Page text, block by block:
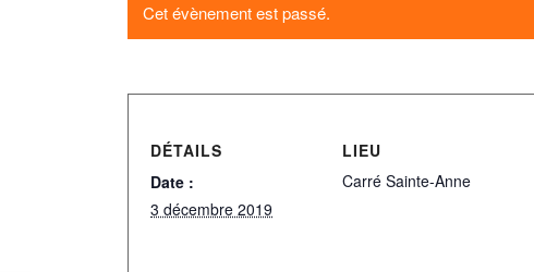
Cet évènement est passé.
DÉTAILS
Date :
3 décembre 2019
LIEU
Carré Sainte-Anne